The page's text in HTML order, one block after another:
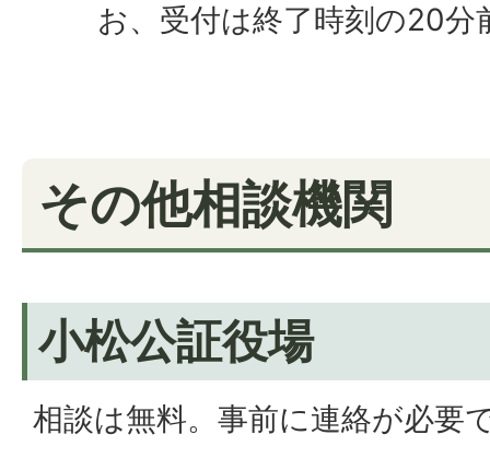
お、受付は終了時刻の20
その他相談機関
小松公証役場
相談は無料。事前に連絡が必要